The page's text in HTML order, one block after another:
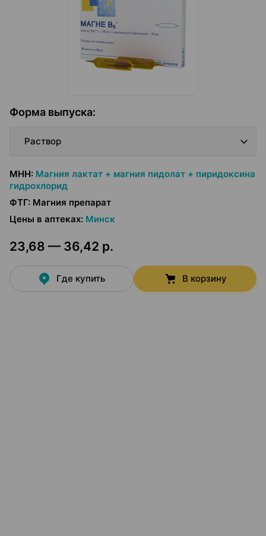
Форма выпуска:
Раствор
МНН: Магния лактат + магния пидолат + пиридоксина
гидрохлорид
ФТГ: Магния препарат
Цены в аптеках: Минск
23,68 — 36,42 р.
Где купить В корзину